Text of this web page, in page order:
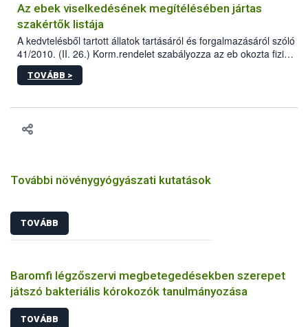
Az ebek viselkedésének megítélésében jártas
szakértők listája
A kedvtelésből tartott állatok tartásáról és forgalmazásáról szóló
41/2010. (II. 26.) Korm.rendelet szabályozza az eb okozta fizikai
sérülés, illetve ennek veszélye keletkezésekor felmerülő
hatósági feladatokat, valamint a veszélyes eb tartását és annak
vonni az ebek viselkedésének megítélésében jártas szakértőt.
TOVÁBB >
További növénygyógyászati kutatások
TOVÁBB
Baromfi légzőszervi megbetegedésekben szerepet
játszó bakteriális kórokozók tanulmányozása
TOVÁBB